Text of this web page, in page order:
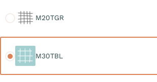
M20TGR
M30TBL